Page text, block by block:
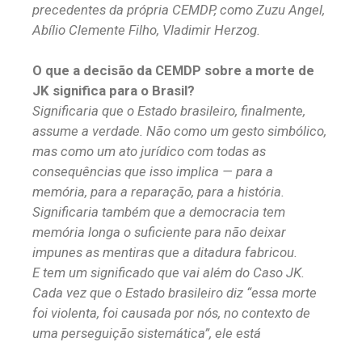
precedentes da própria CEMDP, como Zuzu Angel,
Abílio Clemente Filho, Vladimir Herzog.
O que a decisão da CEMDP sobre a morte de
JK significa para o Brasil?
Significaria que o Estado brasileiro, finalmente,
assume a verdade. Não como um gesto simbólico,
mas como um ato jurídico com todas as
consequências que isso implica — para a
memória, para a reparação, para a história.
Significaria também que a democracia tem
memória longa o suficiente para não deixar
impunes as mentiras que a ditadura fabricou.
E tem um significado que vai além do Caso JK.
Cada vez que o Estado brasileiro diz “essa morte
foi violenta, foi causada por nós, no contexto de
uma perseguição sistemática”, ele está